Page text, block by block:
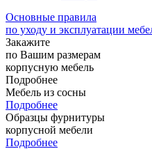
Основные правила
по уходу и эксплуатации
Закажите
по Вашим размерам
корпусную мебель
Подробнее
Мебель из сосны
Подробнее
Образцы фурнитуры
корпусной мебели
Подробнее